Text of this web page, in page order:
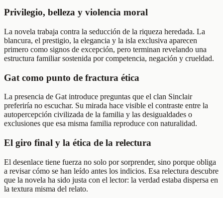
Privilegio, belleza y violencia moral
La novela trabaja contra la seducción de la riqueza heredada. La
blancura, el prestigio, la elegancia y la isla exclusiva aparecen
primero como signos de excepción, pero terminan revelando una
estructura familiar sostenida por competencia, negación y crueldad.
Gat como punto de fractura ética
La presencia de Gat introduce preguntas que el clan Sinclair
preferiría no escuchar. Su mirada hace visible el contraste entre la
autopercepción civilizada de la familia y las desigualdades o
exclusiones que esa misma familia reproduce con naturalidad.
El giro final y la ética de la relectura
El desenlace tiene fuerza no solo por sorprender, sino porque obliga
a revisar cómo se han leído antes los indicios. Esa relectura descubre
que la novela ha sido justa con el lector: la verdad estaba dispersa en
la textura misma del relato.